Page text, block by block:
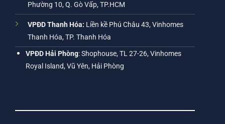
Phường 10, Q. Gò Vấp, TP.HCM
VPĐD Thanh Hóa: Liền kề Phú Châu 43, Vinhomes
Thanh Hóa, TP. Thanh Hóa
VPĐD Hải Phòng: Shophouse, TL 27-26, Vinhomes
Royal Island, Vũ Yên, Hải Phòng